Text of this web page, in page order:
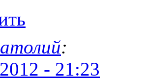
:
- 21:23